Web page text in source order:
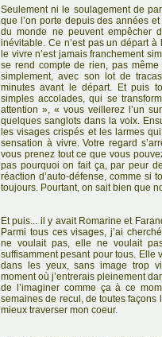
Seulement ni le soulagement de
que l’on porte depuis des années
du monde ne peuvent empêcher
inévitable. Ce n’est pas un départ
le vivre n’est jamais franchement
se rend compte de rien, pas
simplement, avec son lot de
minutes avant le départ. Et puis
simples accolades, qui se
attention », « vous veillerez l’un
quelques sanglots dans la voix.
les visages crispés et les larmes
sensation à vivre. Votre regard
vous prenez tout ce que vous
pas pourquoi on fait ça, par peur
réaction d’auto-défense, comme si
toujours. Pourtant, on sait bien que
Et puis... il y avait Romarine et
Parmi tous ces visages, j’ai
ne voulait pas, elle ne voulait
suffisamment pesant pour tous. Elle
dans les yeux, sans image trop
moment où j’entrerais pleinement
de l’imaginer comme ça à ce
semaines de recul, de toutes
mieux traverser mon coeur.